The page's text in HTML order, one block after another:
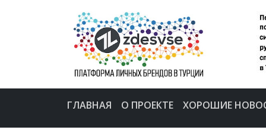
ГЛАВНАЯ О ПРОЕКТЕ ХОРОШИЕ